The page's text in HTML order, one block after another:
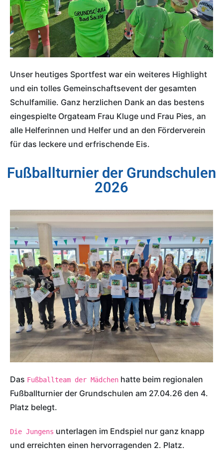
Unser heutiges Sportfest war ein weiteres Highlight
und ein tolles Gemeinschaftsevent der gesamten
Schulfamilie. Ganz herzlichen Dank an das bestens
eingespielte Orgateam Frau Kluge und Frau Pies, an
alle Helferinnen und Helfer und an den Förderverein
für das leckere und erfrischende Eis.
Fußballturnier der Grundschulen
2026
Das Fußballteam der Mädchen hatte beim regionalen
Fußballturnier der Grundschulen am 27.04.26 den 4.
Platz belegt.
Die Jungens unterlagen im Endspiel nur ganz knapp
und erreichten einen hervorragenden 2. Platz.